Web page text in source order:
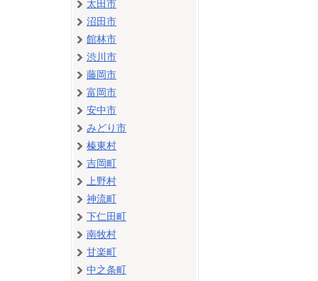
太田市
沼田市
館林市
渋川市
藤岡市
富岡市
安中市
みどり市
榛東村
吉岡町
上野村
神流町
下仁田町
南牧村
甘楽町
中之条町